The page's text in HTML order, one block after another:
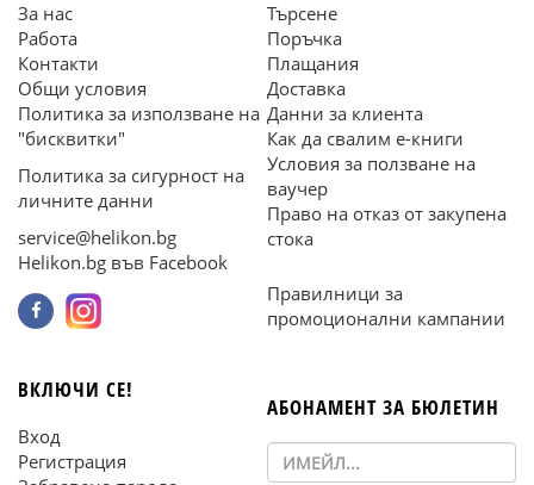
За нас
Работа
Контакти
Общи условия
Политика за използване на
"бисквитки"
Политика за сигурност на
личните данни
service@helikon.bg
Helikon.bg във Facebook
Търсене
Поръчка
Плащания
Доставка
Данни за клиента
Как да свалим е-книги
Условия за ползване на
ваучер
Право на отказ от закупена
стока
Правилници за
промоционални кампании
ВКЛЮЧИ СЕ!
Вход
Регистрация
АБОНАМЕНТ ЗА БЮЛЕТИН